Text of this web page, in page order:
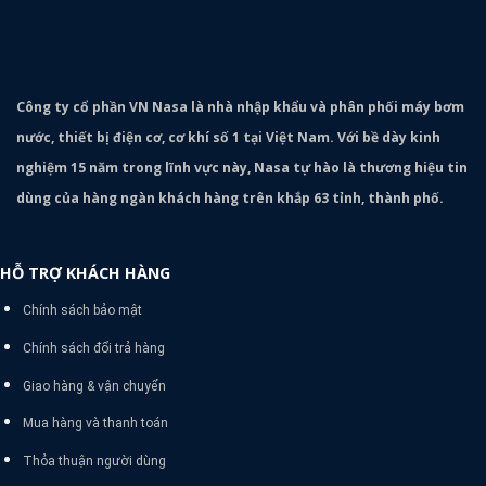
Công ty cổ phần VN Nasa là nhà nhập khẩu và phân phối máy bơm
nước, thiết bị điện cơ, cơ khí số 1 tại Việt Nam. Với bề dày kinh
nghiệm 15 năm trong lĩnh vực này, Nasa tự hào là thương hiệu tin
dùng của hàng ngàn khách hàng trên khắp 63 tỉnh, thành phố.
HỖ TRỢ KHÁCH HÀNG
Chính sách bảo mật
Chính sách đổi trả hàng
Giao hàng & vận chuyển
Mua hàng và thanh toán
Thỏa thuận người dùng